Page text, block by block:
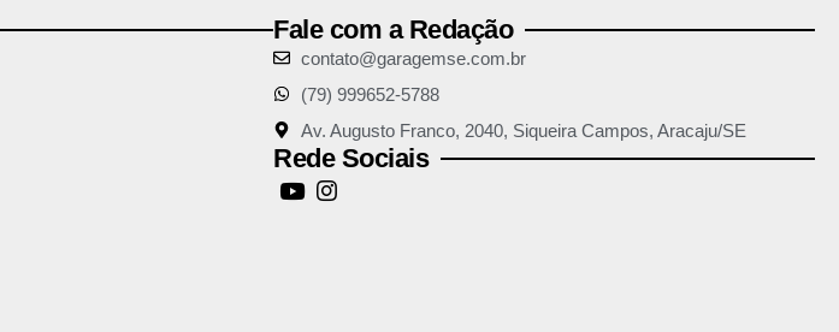
Fale com a Redação
contato@garagemse.com.br
(79) 999652-5788
Av. Augusto Franco, 2040, Siqueira Campos, Aracaju/SE
Rede Sociais